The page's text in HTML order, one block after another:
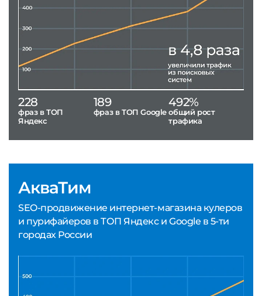
АкваТим
SEO-продвижение интернет-магазина кулеров
и пурифайеров в ТОП Яндекс и Google в 5-ти
городах России
228
фраз в ТОП
Яндекс
189
фраз в ТОП Google
492%
общий рост
трафика